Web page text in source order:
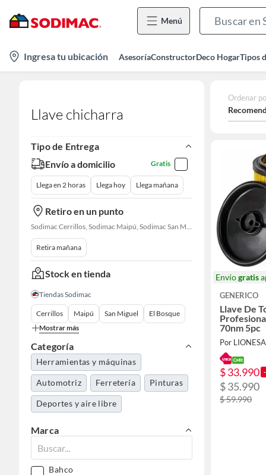
Menú
location-
icon
Ingresa tu ubicación AsesoríaConstructorDeco HogarTipos
Llave chicharra
Tipo de Entrega
Envío a domicilio
Gratis
Llega en 2 horas Llega hoy Llega mañana
Retiro en un punto
Sodimac Cerrillos, Sodimac Maipú, Sodimac San Miguel, Sodimac El Bosque, Sodimac San Bernardo, Sodimac Talagante, Sodimac San Fernando
Retira mañana
Stock en tienda
Tiendas Sodimac
Cerrillos Maipú San Miguel
El Bosque
Mostrar más
Categoría
Herramientas y máquinas
Automotriz Ferretería Pinturas
Deportes y aire libre
Marca
Bahco
Ordenar
Envíogratis
GENERICO
Llave De
70nm 5pc
Por LIONESA
$ 33.990
$ 35.990
$ 59.990